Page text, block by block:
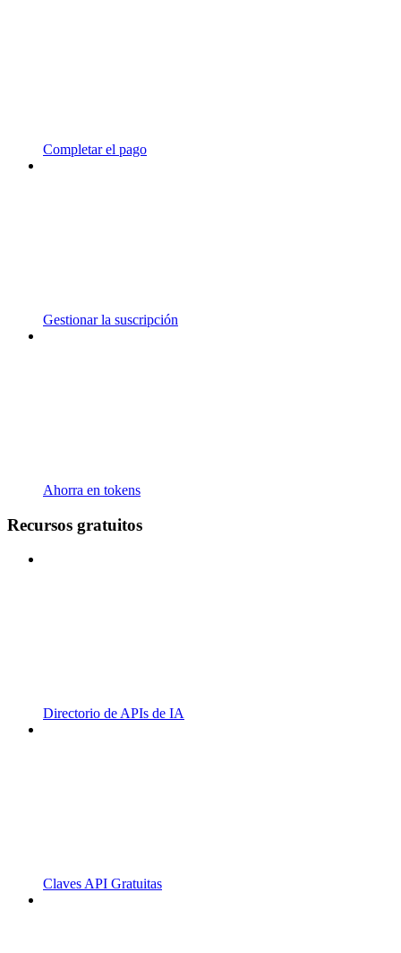
Completar el pago
Gestionar la suscripción
Ahorra en tokens
Recursos gratuitos
Directorio de APIs de IA
Claves API Gratuitas